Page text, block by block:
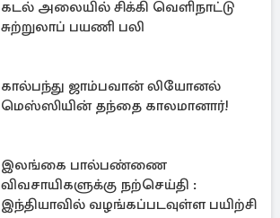
கடல் அலையில் சிக்கி வெளிநாட்டு
சுற்றுலாப் பயணி பலி
கால்பந்து ஜாம்பவான் லியோனல்
மெஸ்ஸியின் தந்தை காலமானார்!
இலங்கை பால்பண்ணை
விவசாயிகளுக்கு நற்செய்தி :
இந்தியாவில் வழங்கப்படவுள்ள பயிற்சி